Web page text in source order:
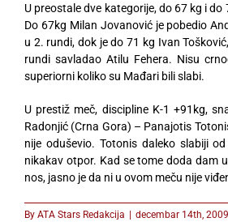
U preostale dve kategorije, do 67 kg i do
Do 67kg Milan Jovanović je pobedio
u 2. rundi, dok je do 71 kg Ivan
rundi savladao Atilu Fehera. Nisu
superiorni koliko su Mađari bili slabi.
U prestiž meč, discipline K-1 +91kg,
Radonjić (Crna Gora) – Panajotis
nije oduševio. Totonis daleko slabiji
nikakav otpor. Kad se tome doda dam
nos, jasno je da ni u ovom meču nije
By ATA Stars Redakcija | decembar 14th, 2009